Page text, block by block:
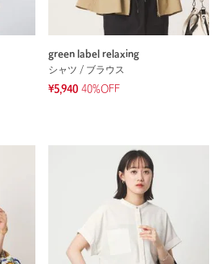
green label relaxing
シャツ / ブラウス
¥5,940 40%OFF